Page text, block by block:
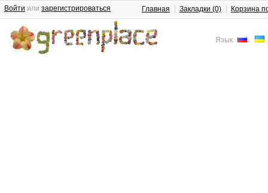
Язык
Войти или зарегистрироваться Главная Закладки (0) Корзина